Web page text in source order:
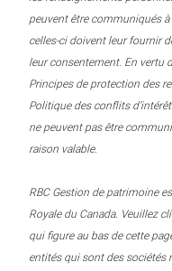
peuvent être communiqués à
celles-ci doivent leur fournir
leur consentement. En vertu
Principes de protection des
Politique des conflits
ne peuvent pas être
raison valable.
RBC Gestion de patrimoine
Royale du Canada. Veuillez
qui figure au bas de cette
entités qui sont des sociétés